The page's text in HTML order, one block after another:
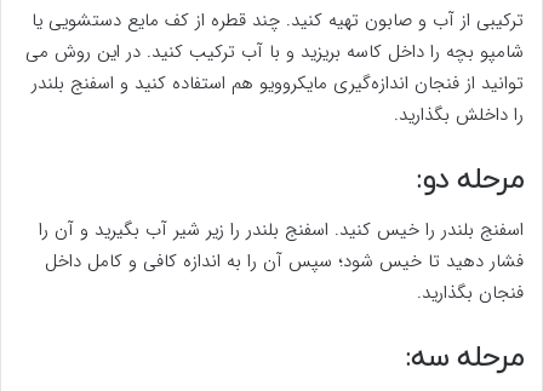
ترکیبی از آب و صابون تهیه کنید. چند قطره از کف مایع دستشویی یا
شامپو بچه را داخل کاسه بریزید و با آب ترکیب کنید‌. در این روش می‌
توانید از فنجان اندازه‌گیری مایکروویو هم استفاده کنید و اسفنج بلندر
را داخلش بگذارید.
مرحله دو:
اسفنج بلندر را خیس کنید. اسفنج بلندر را زیر شیر آب بگیرید و آن را
فشار دهید تا خیس شود؛ سپس آن را به اندازه کافی و کامل داخل
فنجان بگذارید.
مرحله سه: